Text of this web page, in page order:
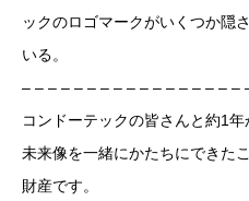
ックのロゴマークがいくつか隠
いる。
– – – – – – – – – – – – – – – – –
コンドーテックの皆さんと約1
未来像を一緒にかたちにできた
財産です。